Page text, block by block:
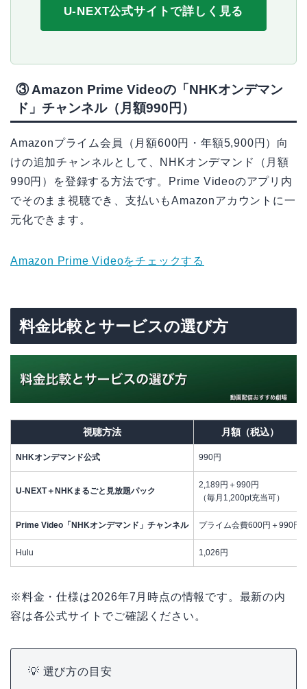
U-NEXT公式サイトで詳しく見る
③ Amazon Prime Videoの「NHKオンデマン
ド」チャンネル（月額990円）
Amazonプライム会員（月額600円・年額5,900円）向
けの追加チャンネルとして、NHKオンデマンド（月額
990円）を登録する方法です。Prime Videoのアプリ内
でそのまま視聴でき、支払いもAmazonアカウントに一
元化できます。
Amazon Prime Videoをチェックする
料金比較とサービスの選び方
視聴方法 月額（税込）
NHKオンデマンド公式 990円
U-NEXT＋NHKまるごと見放題パック
2,189円＋990円
（毎月1,200pt充当可）
Prime Video「NHKオンデマンド」チャンネル プライム会費600円＋990円
Hulu 1,026円
※料金・仕様は2026年7月時点の情報です。最新の内
容は各公式サイトでご確認ください。
💡 選び方の目安